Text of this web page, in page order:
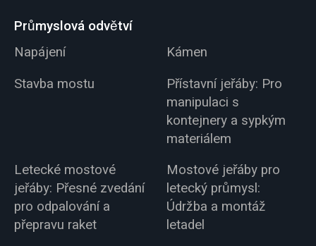
Průmyslová odvětví
Napájení
Kámen
Stavba mostu
Přístavní jeřáby: Pro
manipulaci s
kontejnery a sypkým
materiálem
Letecké mostové
jeřáby: Přesné zvedání
pro odpalování a
přepravu raket
Mostové jeřáby pro
letecký průmysl:
Údržba a montáž
letadel